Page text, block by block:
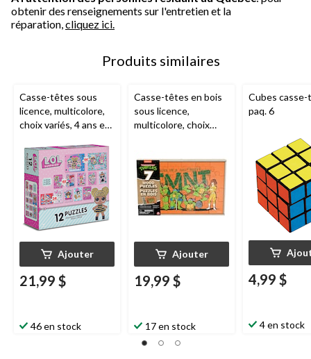
obtenir des renseignements sur l'entretien et la
réparation,cliquez ici.
Produits similaires
Casse-têtes sous
licence, multicolore,
choix variés, 4 ans et
anniversaire/cadeau-
surprise, paq. 12
Ajouter
21,99 $
46 en stock
Casse-têtes en bois
sous licence,
multicolore, choix
anniversaire/cadeau-
surprise, paq. 7
Ajouter
19,99 $
17 en stock
Cubes
paq. 6
4,99 $
4 en stock